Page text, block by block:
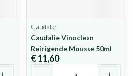
Caudalie
Caudalie Vinoclean
Reinigende Mousse 50ml
€ 11,60